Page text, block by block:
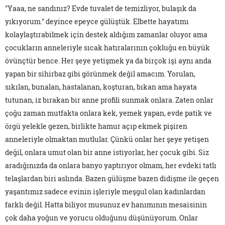
"Yaaa, ne sandınız? Evde tuvalet de temizliyor, bulaşık da
yıkıyorum." deyince epeyce gülüştük. Elbette hayatımı
kolaylaştırabilmek için destek aldığım zamanlar oluyor ama
çocukların anneleriyle sıcak hatıralarının çokluğu en büyük
övünçtür bence. Her şeye yetişmek ya da birçok işi aynı anda
yapan bir sihirbaz gibi görünmek değil amacım. Yorulan,
sıkılan, bunalan, hastalanan, koşturan, bıkan ama hayata
tutunan, iz bırakan bir anne profili sunmak onlara. Zaten onlar
çoğu zaman mutfakta onlara kek, yemek yapan, evde patik ve
örgü yelekle gezen, birlikte hamur açıp ekmek pişiren
anneleriyle olmaktan mutlular. Çünkü onlar her şeye yetişen
değil, onlara umut olan bir anne istiyorlar, her çocuk gibi. Siz
aradığınızda da onlara banyo yaptırıyor olmam, her evdeki tatlı
telaşlardan biri aslında. Bazen gülüşme bazen didişme ile geçen
yaşantımız sadece evinin işleriyle meşgul olan kadınlardan
farklı değil. Hatta biliyor musunuz ev hanımının mesaisinin
çok daha yoğun ve yorucu olduğunu düşünüyorum. Onlar